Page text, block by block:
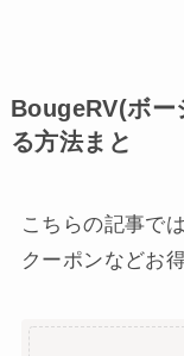
BougeRV(ボー
る方法まと
こちらの記事で
クーポンなどお